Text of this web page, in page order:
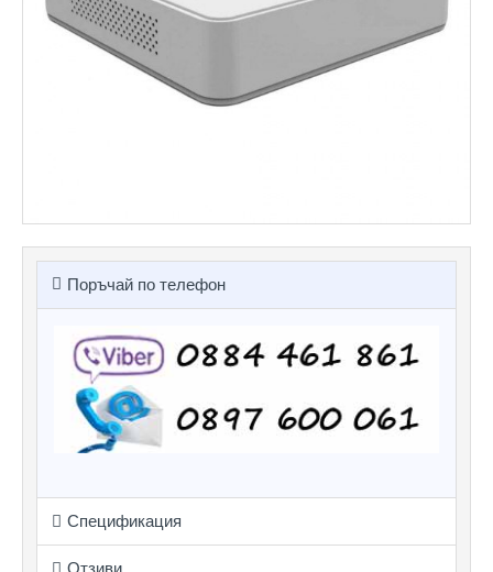
Поръчай по телефон
Спецификация